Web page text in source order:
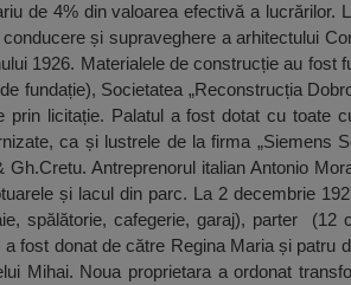
de 4% din valoarea efectivă a lucrărilor.
și supraveghere a arhitectului
1926. Materialele de construcție au fost
fundație), Societatea „Reconstrucția
licitație. Palatul a fost dotat cu toate
ca și lustrele de la firma „Siemens
Antreprenorul italian Antonio
și lacul din parc. La 2 decembrie
spălătorie, cafegerie, garaj), parter (12
fost donat de către Regina Maria și patru
Mihai. Noua proprietara a ordonat